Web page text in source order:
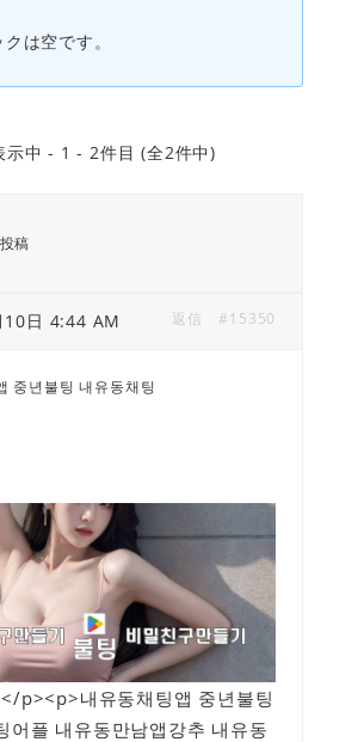
は空です。
示中 - 1 - 2件目 (全2件中)
投稿
10日 4:44 AM #15350
返信
중년불팅 내유동채팅
p><p>내유동채팅앱 중년불팅
어플 내유동만남앱강추 내유동